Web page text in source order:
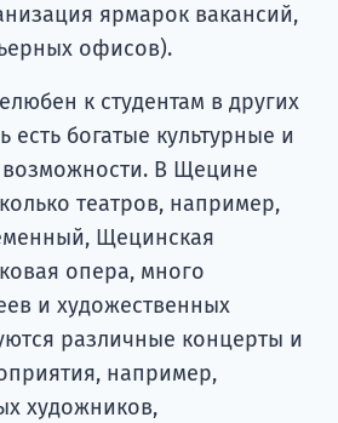
ярмарок вакансий,
офисов).
к студентам в других
есть богатые культурные и
возможности. В Щецине
театров, например,
Щецинская
опера, много
и художественных
различные концерты и
например,
художников,